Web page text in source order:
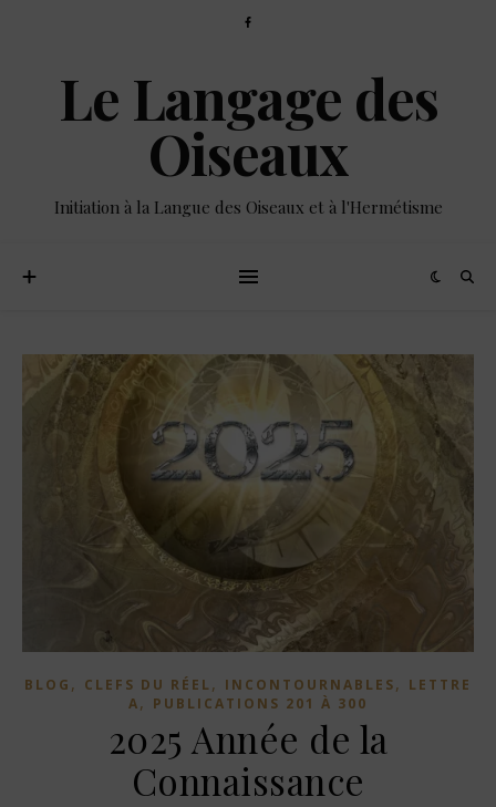
Le Langage des
Oiseaux
Initiation à la Langue des Oiseaux et à l'Hermétisme
BLOG , CLEFS DU RÉEL, INCONTOURNABLES, LETTRE
A, PUBLICATIONS 201 À 300
2025 Année de la
Connaissance